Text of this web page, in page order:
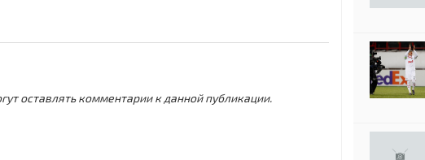
оставлять комментарии к данной публикации.